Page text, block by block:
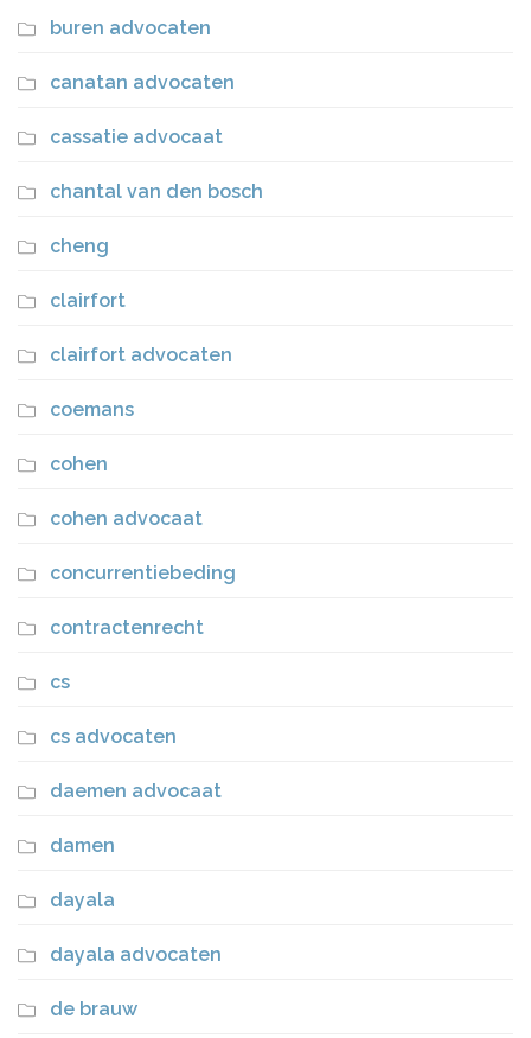
buren advocaten
canatan advocaten
cassatie advocaat
chantal van den bosch
cheng
clairfort
clairfort advocaten
coemans
cohen
cohen advocaat
concurrentiebeding
contractenrecht
cs
cs advocaten
daemen advocaat
damen
dayala
dayala advocaten
de brauw